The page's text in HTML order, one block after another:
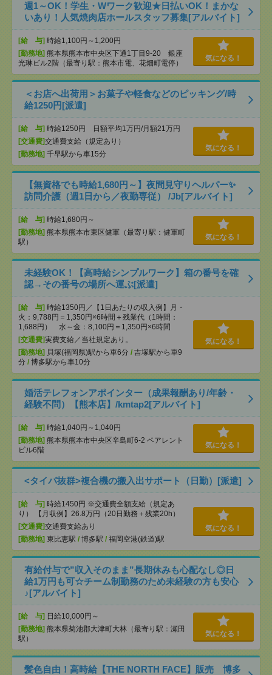
週1～OK！学生・Wワーク歓迎★日払いOK！まかな
いあり！人気焼肉店ホールスタッフ募集[アルバイト]
[給 与] 時給1,100円～1,200円
[勤務地] 熊本県熊本市中央区下通1丁目9-20 銀座
光琳ビル2階（最寄り駅：熊本市電、花畑町電停）
気になる！
＜お店へ出荷用＞お菓子や軽食などのピッキング/時
給1250円[派遣]
[給 与] 時給1250円 日額平均1万円/月額21万円
[交通費]交通費支給（規定あり）
[勤務地] 千早駅から車15分
気になる！
【無資格でも時給1,680円～】夜間見守りヘルパー✨
訪問介護（週1日から／夜勤専従） /Jb[アルバイト]
[給 与] 時給1,680円～
[勤務地] 熊本県熊本市東区健軍（最寄り駅：健軍町
駅）
気になる！
未経験OK！【高時給シンプルワーク】箱の番号を確
認→その番号の場所へ運ぶ[派遣]
[給 与] 時給1350円／【1日あたりの収入例】月・
火：9,788円＝1,350円×6時間＋残業代（1時間：
1,688円） 水～金：8,100円＝1,350円×6時間
[交通費]実費支給／当社規定あり。
[勤務地] 貝塚(福岡県)駅から車6分 / 吉塚駅から車9
分 / 博多駅から車10分
気になる！
婚活テレフォンアポインター（成果報酬あり/年齢・
経験不問）【熊本店】/kmtap2[アルバイト]
[給 与] 時給1,040円～1,040円
[勤務地] 熊本県熊本市中央区辛島町6-2 ペアレント
ビル6階
気になる！
<タイパ抜群>複合機の搬入出サポート（日勤）[派遣]
[給 与] 時給1450円 ※交通費全額支給（規定あ
り） 【月収例】26.8万円（20日勤務＋残業20h）
[交通費]交通費支給あり
[勤務地] 東比恵駅 / 博多駅 / 福岡空港(鉄道)駅
気になる！
有給付与で”収入そのまま”長期休みも心配なし◎日
給1万円も可☆チーム制勤務のため未経験の方も安心
♪[アルバイト]
[給 与] 日給10,000円～
[勤務地] 熊本県菊池郡大津町大林（最寄り駅：瀬田
駅）
気になる！
髪色自由！高時給【THE NORTH FACE】販売 博多